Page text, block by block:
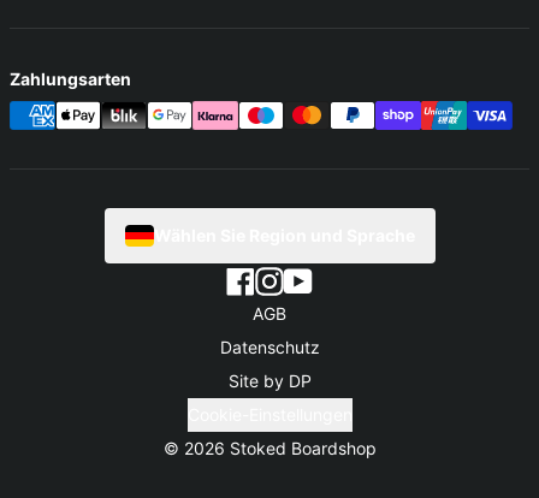
Zahlungsarten
Wählen Sie Region und Sprache
AGB
Datenschutz
Site by DP
© 2026 Stoked Boardshop